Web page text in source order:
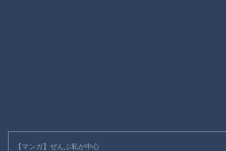
【マンガ】ぜんぶ私が中心